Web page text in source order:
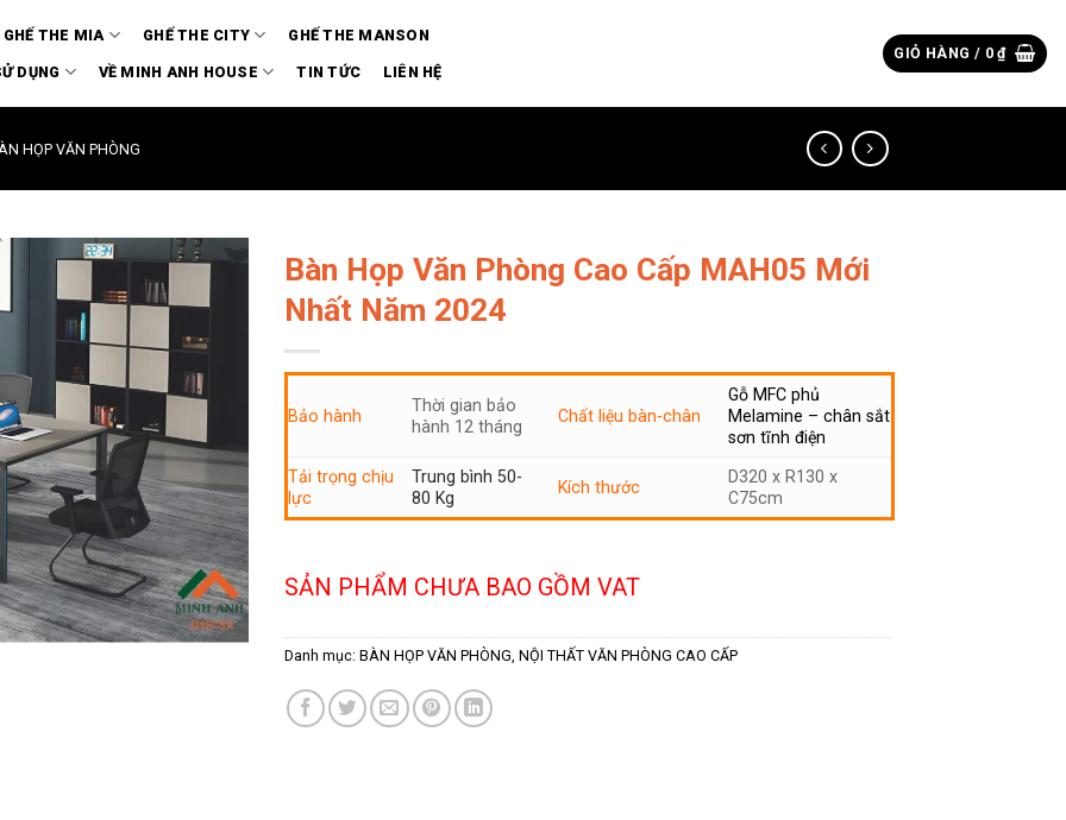
GHẾ THE MIA GHẾ THE CITY GHẾ THE MANSON
DỤNG VỀ MINH ANH HOUSE TIN TỨC LIÊN HỆ
GIỎ HÀNG / 0₫
HỌP VĂN PHÒNG
Bàn Họp Văn Phòng Cao Cấp MAH05 Mới
Nhất Năm 2024
Bảo hành
Thời gian bảo
hành 12 tháng
Chất liệu bàn-chân
Gỗ MFC phủ
Melamine – chân sắt
sơn tĩnh điện
Tải trọng chịu
lực
Trung bình 50-
80 Kg
Kích thước
D320 x R130 x
C75cm
SẢN PHẨM CHƯA BAO GỒM VAT
Danh mục: BÀN HỌP VĂN PHÒNG, NỘI THẤT VĂN PHÒNG CAO CẤP